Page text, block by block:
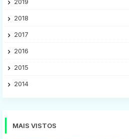
2019
2018
2017
2016
2015
2014
MAIS VISTOS